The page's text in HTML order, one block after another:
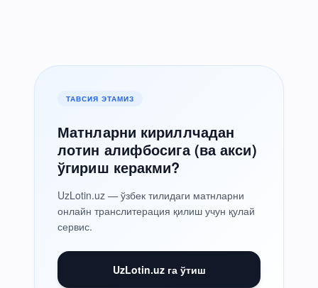
ТАВСИЯ ЭТАМИЗ
Матнларни кириллчадан
лотин алифбосига (ва акси)
ўгириш керакми?
UzLotin.uz — ўзбек тилидаги матнларни
онлайн транслитерация қилиш учун қулай
сервис.
UzLotin.uz га ўтиш